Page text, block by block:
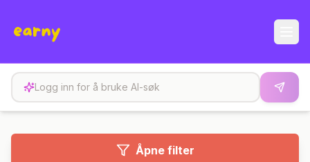
Åpne filter